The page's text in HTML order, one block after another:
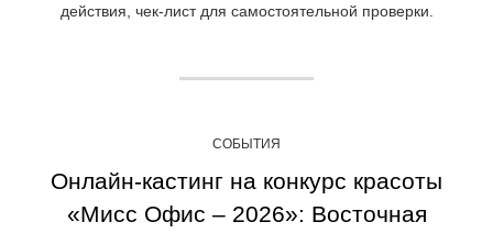
действия, чек-лист для самостоятельной проверки.
СОБЫТИЯ
Онлайн-кастинг на конкурс красоты
«Мисс Офис – 2026»: Восточная